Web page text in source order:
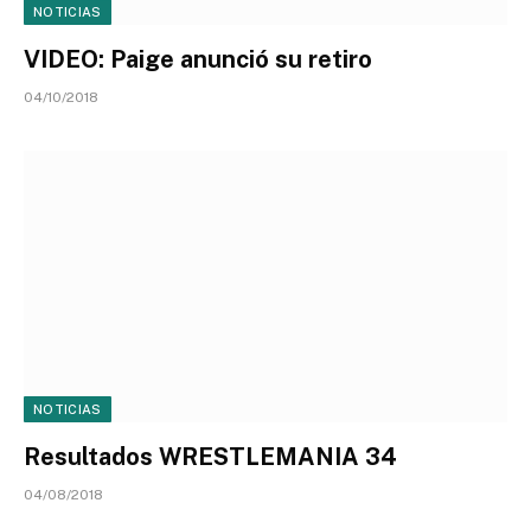
NOTICIAS
VIDEO: Paige anunció su retiro
04/10/2018
NOTICIAS
Resultados WRESTLEMANIA 34
04/08/2018